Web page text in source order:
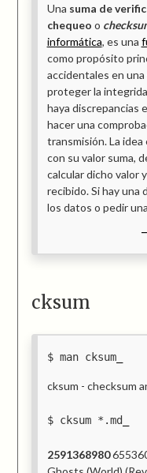
Una suma de
chequeo o
informática, es una
como propósito
accidentales en
proteger la
haya discrepancias
hacer una
transmisión. La
con su valor suma,
calcular dicho valor
recibido. Si hay una
los datos o pedir
cksum
man cksum
cksum - checksum
cksum *.md
2591368980